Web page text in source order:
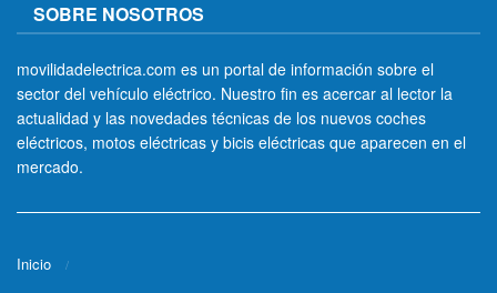
SOBRE NOSOTROS
movilidadelectrica.com es un portal de información sobre el
sector del vehículo eléctrico. Nuestro fin es acercar al lector la
actualidad y las novedades técnicas de los nuevos coches
eléctricos, motos eléctricas y bicis eléctricas que aparecen en el
mercado.
Inicio